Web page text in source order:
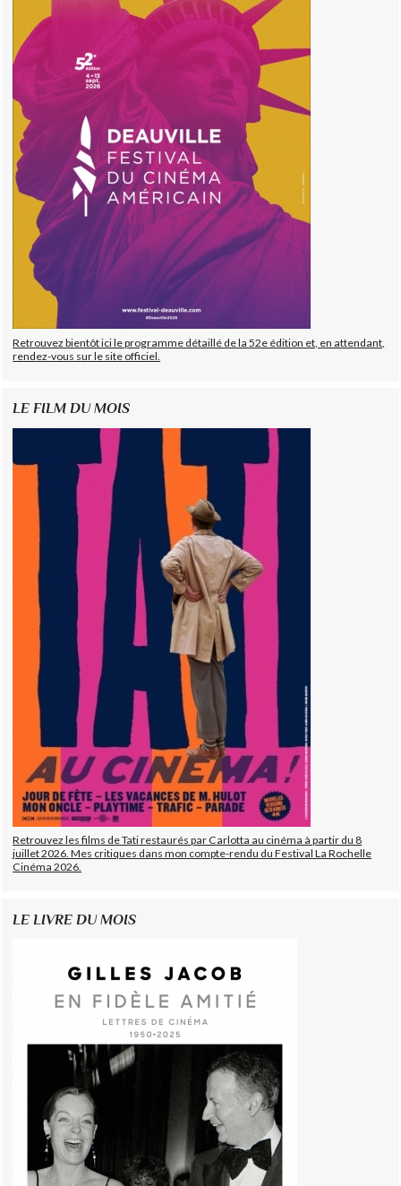
Retrouvez bientôt ici le programme détaillé de la 52e édition et, en attendant,
rendez-vous sur le site officiel.
LE FILM DU MOIS
Retrouvez les films de Tati restaurés par Carlotta au cinéma à partir du 8
juillet 2026. Mes critiques dans mon compte-rendu du Festival La Rochelle
Cinéma 2026.
LE LIVRE DU MOIS